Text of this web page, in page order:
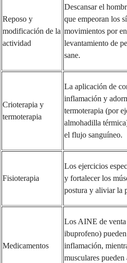
Reposo y
modificación de la
actividad
Descansar el
que empeoran los
movimientos por
levantamiento de
sane.
Crioterapia y
termoterapia
La aplicación de
inflamación y
termoterapia (por
almohadilla
el flujo sanguíneo.
Fisioterapia
Los ejercicios
y fortalecer los
postura y aliviar la
Medicamentos
Los AINE de
ibuprofeno)
inflamación,
musculares